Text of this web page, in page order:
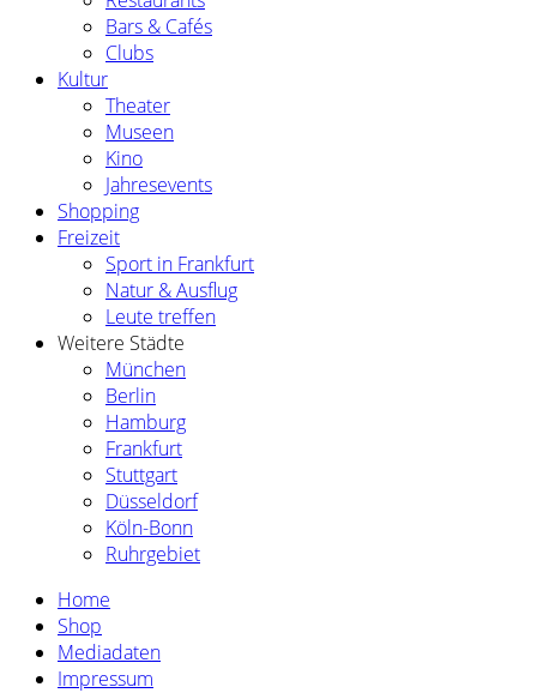
Bars & Cafés
Clubs
Kultur
Theater
Museen
Kino
Jahresevents
Shopping
Freizeit
Sport in Frankfurt
Natur & Ausflug
Leute treffen
Weitere Städte
München
Berlin
Hamburg
Frankfurt
Stuttgart
Düsseldorf
Köln-Bonn
Ruhrgebiet
Home
Shop
Mediadaten
Impressum